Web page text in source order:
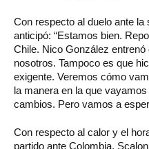
Con respecto al duelo ante la
anticipó: “Estamos bien.
Chile. Nico González
nosotros. Tampoco es que
exigente. Veremos cómo
la manera en la que
cambios. Pero vamos a
Con respecto al calor y el
partido ante Colombia,